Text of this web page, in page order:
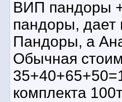
ВИП пандоры
пандоры, дает
Пандоры, а
Обычная
комплекта